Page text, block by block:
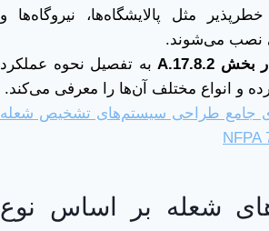
مثل پالایشگاه‌ها، نیروگاه‌ها و
نصب می‌شوند.
بخش
به تفصیل نحوه عملکرد
کرده و انواع مختلف آن‌ها را معرفی می‌کند.
جامع طراحی سیستم‌های تشخیص شعله
شعله بر اساس نوع